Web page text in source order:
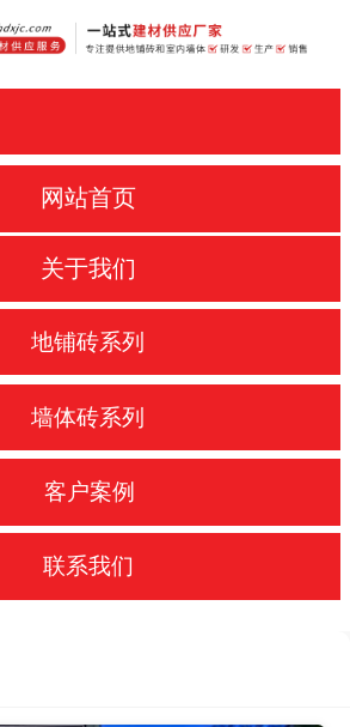
网站首页
关于我们
地铺砖系列
墙体砖系列
客户案例
联系我们